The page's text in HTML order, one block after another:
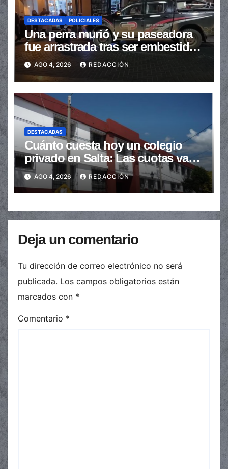
DESTACADAS POLICIALES
Una perra murió y su paseadora
fue arrastrada tras ser embestidas
en la senda peatonal
AGO 4, 2026 REDACCIÓN
DESTACADAS
Cuánto cuesta hoy un colegio
privado en Salta: Las cuotas van
de $110.000 a más de $600.000
AGO 4, 2026 REDACCIÓN
Deja un comentario
Tu dirección de correo electrónico no será
publicada. Los campos obligatorios están
marcados con *
Comentario *